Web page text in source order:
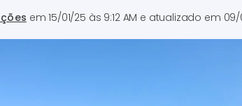
em15/01/25 às 9:12 AM e atualizado em 09/